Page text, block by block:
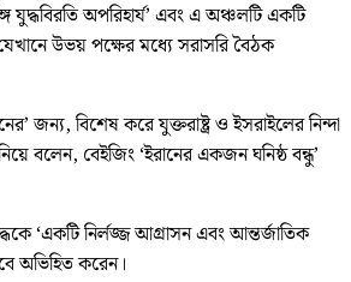
যুদ্ধবিরতি অপরিহার্য’ এবং এ অঞ্চলটি একটি
উভয় পক্ষের মধ্যে সরাসরি বৈঠক
জন্য, বিশেষ করে যুক্তরাষ্ট্র ও ইসরাইলের নিন্দা
বলেন, বেইজিং ‘ইরানের একজন ঘনিষ্ঠ বন্ধু’
‘একটি নির্লজ্জ আগ্রাসন এবং আন্তর্জাতিক
অভিহিত করেন।